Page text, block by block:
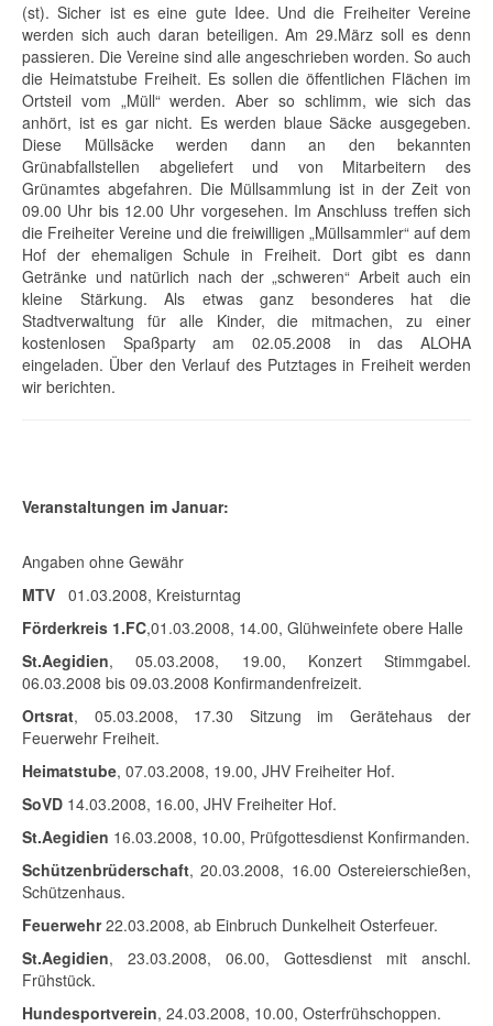
(st). Sicher ist es eine gute Idee. Und die Freiheiter Vereine
werden sich auch daran beteiligen. Am 29.März soll es denn
passieren. Die Vereine sind alle angeschrieben worden. So auch
die Heimatstube Freiheit. Es sollen die öffentlichen Flächen im
Ortsteil vom „Müll“ werden. Aber so schlimm, wie sich das
anhört, ist es gar nicht. Es werden blaue Säcke ausgegeben.
Diese Müllsäcke werden dann an den bekannten
Grünabfallstellen abgeliefert und von Mitarbeitern des
Grünamtes abgefahren. Die Müllsammlung ist in der Zeit von
09.00 Uhr bis 12.00 Uhr vorgesehen. Im Anschluss treffen sich
die Freiheiter Vereine und die freiwilligen „Müllsammler“ auf dem
Hof der ehemaligen Schule in Freiheit. Dort gibt es dann
Getränke und natürlich nach der „schweren“ Arbeit auch ein
kleine Stärkung. Als etwas ganz besonderes hat die
Stadtverwaltung für alle Kinder, die mitmachen, zu einer
kostenlosen Spaßparty am 02.05.2008 in das ALOHA
eingeladen. Über den Verlauf des Putztages in Freiheit werden
wir berichten.
Veranstaltungen im Januar:
Angaben ohne Gewähr
MTV 01.03.2008, Kreisturntag
Förderkreis 1.FC,01.03.2008, 14.00, Glühweinfete obere Halle
St.Aegidien, 05.03.2008, 19.00, Konzert Stimmgabel.
06.03.2008 bis 09.03.2008 Konfirmandenfreizeit.
Ortsrat, 05.03.2008, 17.30 Sitzung im Gerätehaus der
Feuerwehr Freiheit.
Heimatstube, 07.03.2008, 19.00, JHV Freiheiter Hof.
SoVD 14.03.2008, 16.00, JHV Freiheiter Hof.
St.Aegidien 16.03.2008, 10.00, Prüfgottesdienst Konfirmanden.
Schützenbrüderschaft, 20.03.2008, 16.00 Ostereierschießen,
Schützenhaus.
Feuerwehr22.03.2008, ab Einbruch Dunkelheit Osterfeuer.
St.Aegidien, 23.03.2008, 06.00, Gottesdienst mit anschl.
Frühstück.
Hundesportverein, 24.03.2008, 10.00, Osterfrühschoppen.